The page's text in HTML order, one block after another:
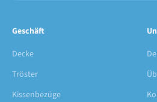
Geschäft
Decke
Tröster
Kissenbezüge